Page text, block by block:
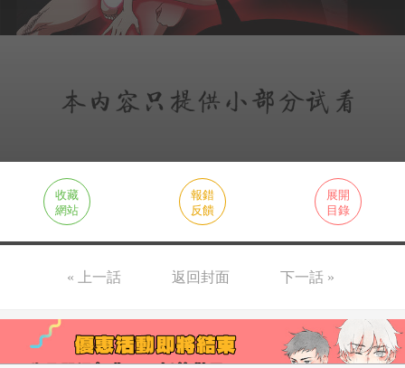
收藏
網站
報錯
反饋
展開
目錄
« 上一話 返回封面 下一話 »